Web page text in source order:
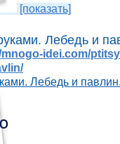
[показать]
Лебедь и
mnogo-idei.com/
Лебедь и павлин.